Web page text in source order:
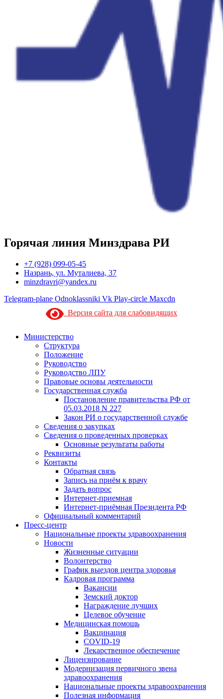
Горячая линия Минздрава РИ
+7 (928) 099-05-45
Назрань, ул. Муталиева, 37
minzdravri@yandex.ru
Telegram-plane Odnoklassniki Vk Play-circle Maxcdn
Версия сайта для слабовидящих
Министерство
Структура
Положение
Руководство
Руководство ЛПУ
Правовые основы деятельности
Государственная служба
Постановление правительства РФ от
05.03.2018 N 227
Закон РИ о государственной службе
Сведения о закупках
Сведения о проведенных проверках
Основные результаты работы
Реквизиты
Контакты
Обратная связь
Запись на приём к врачу
Задать вопрос
Интернет-приемная
Интернет-приёмная Президента РФ
Официальный комментарий
Пресс-центр
Национальные проекты здравоохранения
Новости
Жизненные ситуации
Волонтерство
График выездов центра здоровья
Кадровая программа
Вакансии
Земский доктор
Награждение лучших
Целевое обучение
Медицинская помощь
Вакцинация
COVID-19
Лекарственное обеспечение
Лицензирование
Модернизация первичного звена
здравоохранения
Национальные проекты здравоохранения
Полезная информация